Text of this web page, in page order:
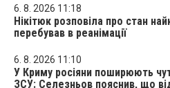
6. 8. 2026 11:18
Нікітюк розповіла про стан
перебував в реанімації
6. 8. 2026 11:10
У Криму росіяни поширюють
ЗСУ: Селезньов пояснив, що